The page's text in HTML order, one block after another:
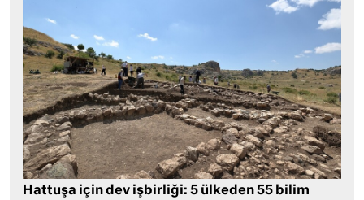
Hattuşa için dev işbirliği: 5 ülkeden 55 bilim